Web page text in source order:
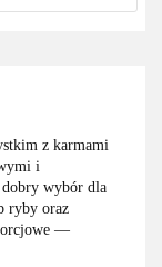
z karmami
i
wybór dla
ryby oraz
—